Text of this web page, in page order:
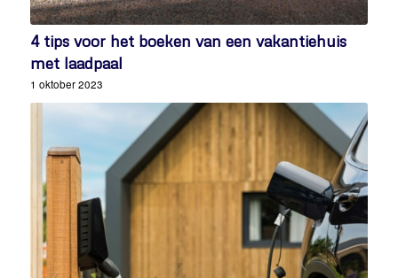
4 tips voor het boeken van een vakantiehuis
met laadpaal
1 oktober 2023